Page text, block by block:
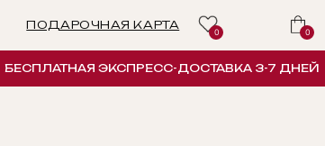
КАРТА
0 0
ЭКСПРЕСС-ДОСТАВКА 3-7 ДНЕЙ